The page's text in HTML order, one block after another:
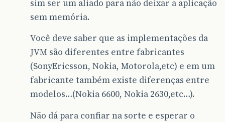
sim ser um aliado para não deixar a aplicação
sem memória.
Você deve saber que as implementações da
JVM são diferentes entre fabricantes
(SonyEricsson, Nokia, Motorola,etc) e em um
fabricante também existe diferenças entre
modelos…(Nokia 6600, Nokia 2630,etc…).
Não dá para confiar na sorte e esperar o